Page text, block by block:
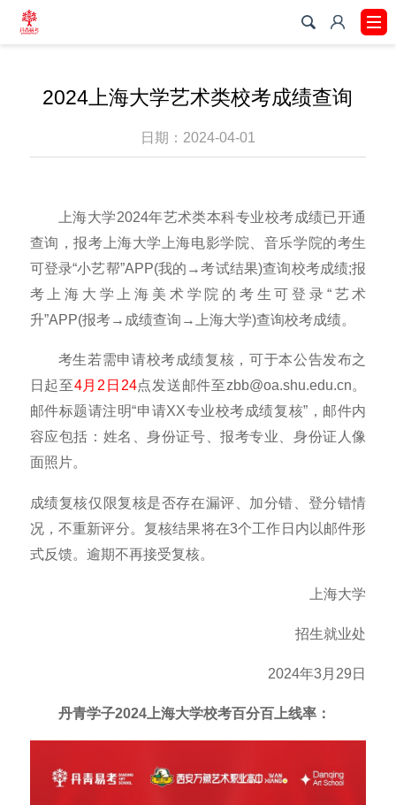
2024上海大学艺术类校考成绩查询
日期：2024-04-01
上海大学2024年艺术类本科专业校考成绩已开通
查询，报考上海大学上海电影学院、音乐学院的考生
可登录“小艺帮”APP(我的→考试结果)查询校考成绩;报
考上海大学上海美术学院的考生可登录“艺术
升”APP(报考→成绩查询→上海大学)查询校考成绩。
考生若需申请校考成绩复核，可于本公告发布之
日起至4月2日24点发送邮件至zbb@oa.shu.edu.cn。
邮件标题请注明“申请XX专业校考成绩复核”，邮件内
容应包括：姓名、身份证号、报考专业、身份证人像
面照片。
成绩复核仅限复核是否存在漏评、加分错、登分错情
况，不重新评分。复核结果将在3个工作日内以邮件形
式反馈。逾期不再接受复核。
上海大学
招生就业处
2024年3月29日
丹青学子2024上海大学校考百分百上线率：